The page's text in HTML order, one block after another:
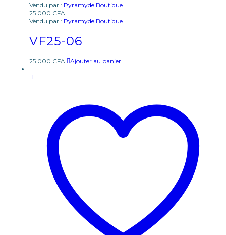
Vendu par : Pyramyde Boutique
25 000 CFA
Vendu par : Pyramyde Boutique
VF25-06
25 000 CFA Ajouter au panier